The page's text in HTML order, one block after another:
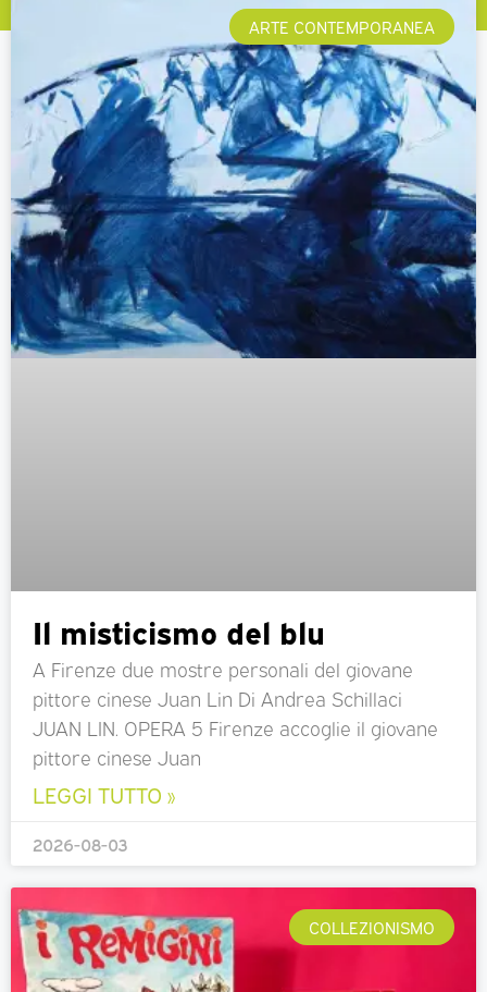
ARTE CONTEMPORANEA
Il misticismo del blu
A Firenze due mostre personali del giovane
pittore cinese Juan Lin Di Andrea Schillaci
JUAN LIN. OPERA 5 Firenze accoglie il giovane
pittore cinese Juan
LEGGI TUTTO »
2026-08-03
COLLEZIONISMO